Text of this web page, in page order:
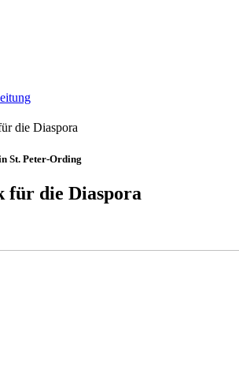
die Diaspora
St. Peter-Ording
für die Diaspora